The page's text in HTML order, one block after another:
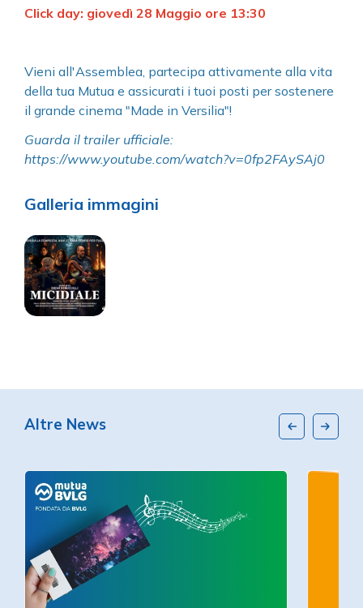
Click day: giovedì 28 Maggio ore 13:30
Vieni all'Assemblea, partecipa attivamente alla vita
della tua Mutua e assicurati i tuoi posti per sostenere
il grande cinema "Made in Versilia"!
Guarda il trailer ufficiale:
https://www.youtube.com/watch?v=0fp2FAySAj0
Galleria immagini
Altre News